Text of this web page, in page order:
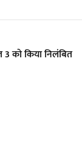
को किया निलंबित